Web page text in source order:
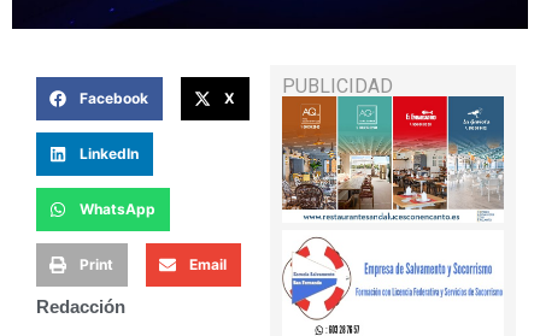
Facebook X
LinkedIn
WhatsApp
Print Email
Redacción
PUBLICIDAD